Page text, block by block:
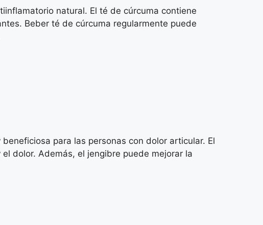
natural. El té de cúrcuma contiene
Beber té de cúrcuma regularmente puede
para las personas con dolor articular. El
dolor. Además, el jengibre puede mejorar la